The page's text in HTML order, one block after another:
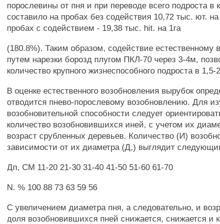
порослевины от пня и при переводе всего подроста в
составило на пробах без содействия 10,72 тыс. ют.
пробах с содействием - 19,38 тыс. hit. на 1га
(180.8%). Таким образом, содействие естественному
путем нарезки борозд плугом ПКЛ-70 через 3-4м,
количество крупного жизнеспособного подроста в 1,5-
В оценке естественного возобновления вырубок
отводится пнево-порослевому возобновлению. Для
возобновительной способности следует
количество возобновившихся иней, с учетом их
возраст срубленных деревьев. Количество (И)
зависимости от их диаметра (Д,) выглядит
Дп, СМ 11-20 21-30 31-40 41-50 51-60 61-70
N. % 100 88 73 63 59 56
С увеличением диаметра пня, а следовательно, и
доля возобновившихся пней снижается, снижается и